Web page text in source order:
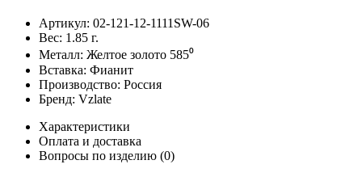
Артикул: 02-121-12-1111SW-06
Вес: 1.85 г.
Металл: Желтое золото 585⁰
Вставка: Фианит
Производство: Россия
Бренд: Vzlate
Характеристики
Оплата и доставка
Вопросы по изделию (0)